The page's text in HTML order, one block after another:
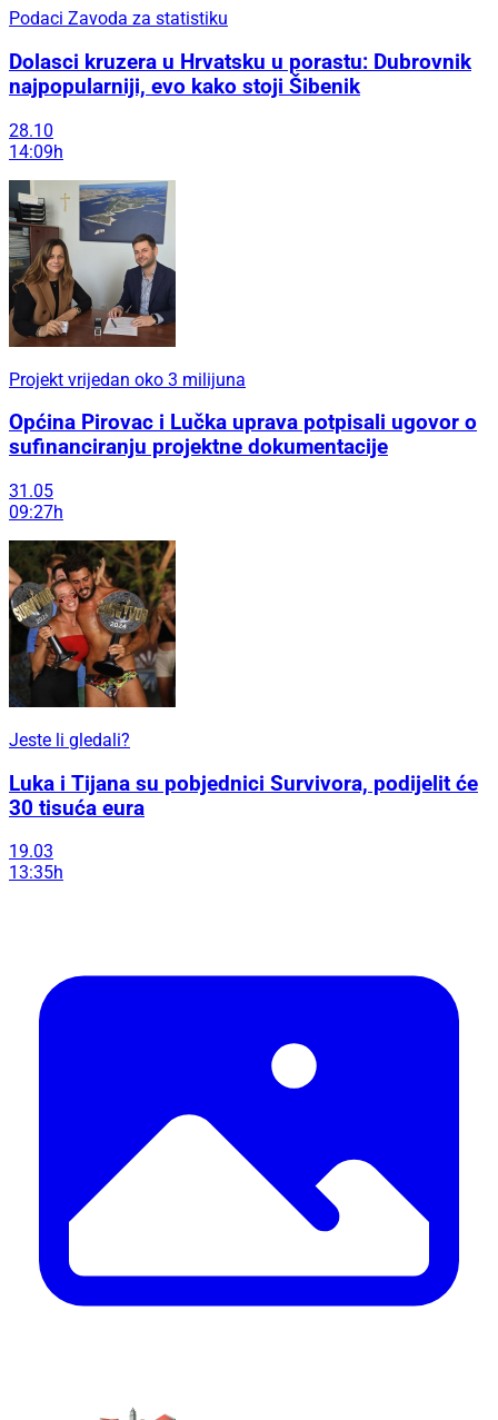
Podaci Zavoda za statistiku
Dolasci kruzera u Hrvatsku u porastu: Dubrovnik
najpopularniji, evo kako stoji Šibenik
28.10
14:09h
Projekt vrijedan oko 3 milijuna
Općina Pirovac i Lučka uprava potpisali ugovor o
sufinanciranju projektne dokumentacije
31.05
09:27h
Jeste li gledali?
Luka i Tijana su pobjednici Survivora, podijelit će
30 tisuća eura
19.03
13:35h